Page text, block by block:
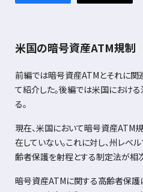
米国の暗号資産ATM規制
前編では暗号資産ATMとそれに
て紹介した。後編では米国におけ
る。
現在、米国において暗号資産ATM
在していない。これに対し、州レベ
齢者保護を射程とする制定法が相
暗号資産ATMに関する高齢者保護